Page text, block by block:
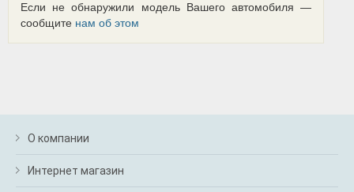
Если не обнаружили модель Вашего автомобиля —
сообщите нам об этом
О компании
Интернет магазин